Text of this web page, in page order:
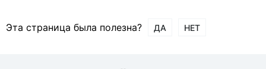
Эта страница была полезна? ДА НЕТ